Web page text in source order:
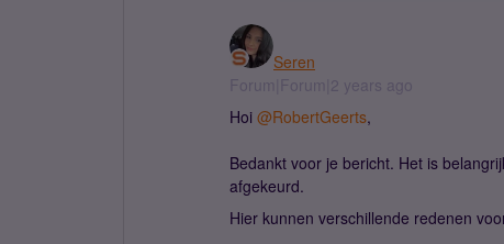
Seren
Forum|Forum|2 years ago
Hoi @RobertGeerts,
Bedankt voor je bericht. Het is
afgekeurd.
Hier kunnen verschillende redenen